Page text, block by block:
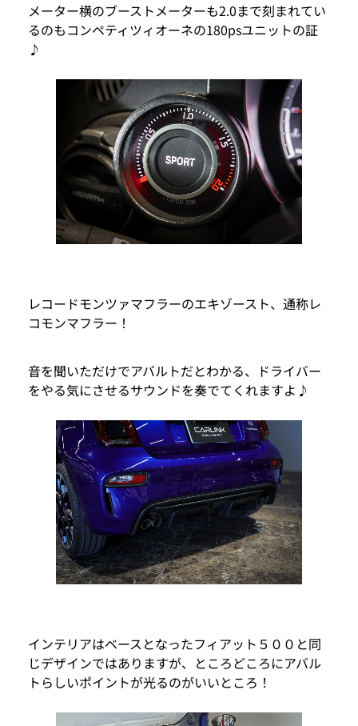
メーター横のブーストメーターも2.0まで刻まれてい
るのもコンペティツィオーネの180psユニットの証
♪
レコードモンツァマフラーのエキゾースト、通称レ
コモンマフラー！
音を聞いただけでアバルトだとわかる、ドライバー
をやる気にさせるサウンドを奏でてくれますよ♪
インテリアはベースとなったフィアット５００と同
じデザインではありますが、ところどころにアバル
トらしいポイントが光るのがいいところ！